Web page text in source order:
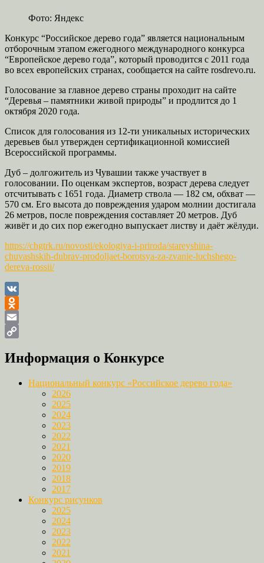
Фото: Яндекс
Конкурс “Российское дерево года” является национальным
отборочным этапом ежегодного международного конкурса
“Европейское дерево года”, который проводится с 2011 года
во всех европейских странах, сообщается на сайте rosdrevo.ru.
Голосование за главное дерево страны проходит на сайте
“Деревья – памятники живой природы” и продлится до 1
октября 2020 года.
Список для голосования из 12-ти уникальных исторических
деревьев был утвержден сертификационной комиссией
Всероссийской программы.
Дуб – долгожитель из Чувашии также участвует в
голосовании. По оценкам экспертов, возраст дерева следует
отсчитывать с 1651 года. Диаметр ствола — 182 см, обхват —
570 см. Его высота до повреждения ударом молнии достигала
26 метров, после повреждения составляет 20 метров. Дуб
живёт и до сих пор ежегодно выпускает листву и даёт жёлуди.
https://chgtrk.ru/novosti/ekologiya-i-priroda/stareyshina-
chuvashskih-dubrav-prodoljaet-borotsya-za-zvanie-luchshego-
dereva-rossii/
VK
Odnoklassniki
Email
Link
Информация о Конкурсе
Национальный конкурс «Российское дерево года»
2026
2025
2024
2023
2022
2021
2020
2019
2018
2017
Конкурс рисунков
2025
2024
2023
2022
2021